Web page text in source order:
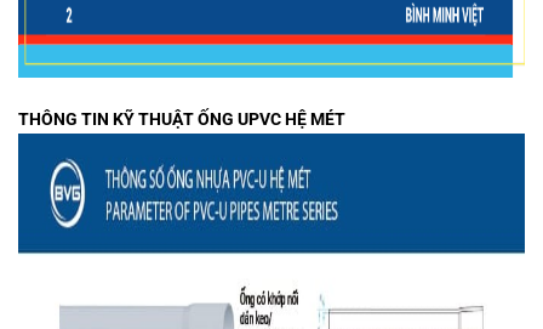
THÔNG TIN KỸ THUẬT ỐNG UPVC HỆ MÉT